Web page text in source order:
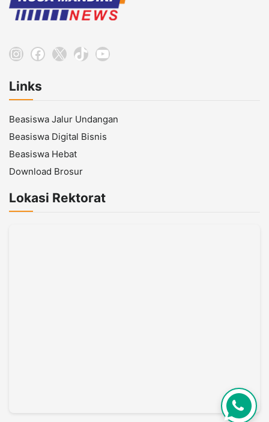
Instagram
Facebook
X TikTokYouTube
Links
Beasiswa Jalur Undangan
Beasiswa Digital Bisnis
Beasiswa Hebat
Download Brosur
Lokasi Rektorat